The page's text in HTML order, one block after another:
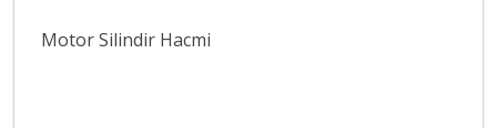
Motor Silindir Hacmi